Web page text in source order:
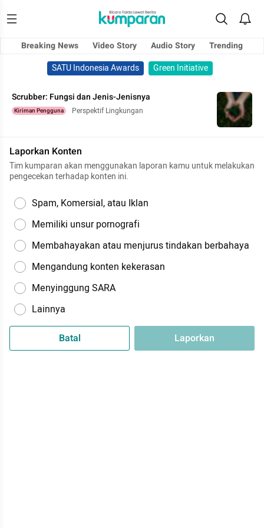
Breaking News Video Story Audio Story
Trending
SATU Indonesia Awards
Green Initiative
Scrubber: Fungsi dan Jenis-Jenisnya
Kiriman Pengguna Perspektif Lingkungan
Laporkan Konten
Tim kumparan akan menggunakan laporan kamu untuk melakukan
pengecekan terhadap konten ini.
Spam, Komersial, atau Iklan
Memiliki unsur pornografi
Membahayakan atau menjurus tindakan berbahaya
Mengandung konten kekerasan
Menyinggung SARA
Lainnya
Batal Laporkan